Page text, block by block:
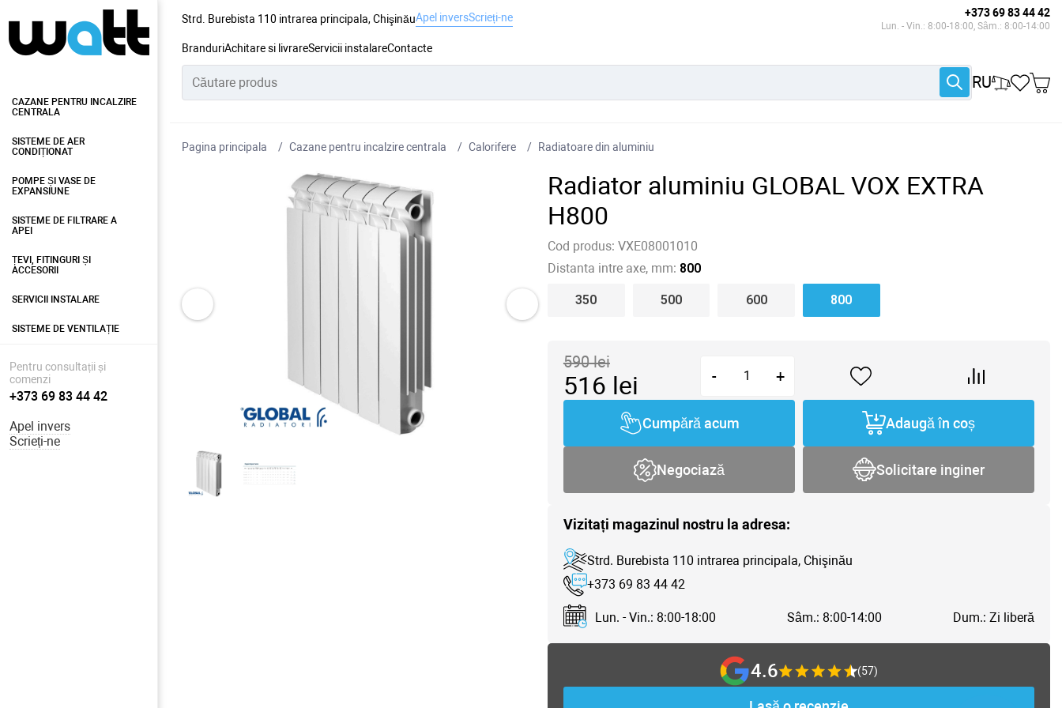
Strd. Burebista 110 intrarea principala, ChişinăuApel inversScrieți-ne +373 69 83 44 42
Lun. - Vin.: 8:00-18:00, Sâm.: 8:00-14:00
BranduriAchitare si livrareServicii instalareContacte
RU
CAZANE PENTRU INCALZIRE
CENTRALA
SISTEME DE AER
CONDIȚIONAT
POMPE ȘI VASE DE
EXPANSIUNE
SISTEME DE FILTRARE A
APEI
ȚEVI, FITINGURI ȘI
ACCESORII
SERVICII INSTALARE
SISTEME DE VENTILAȚIE
Pentru consultații și
comenzi
+373 69 83 44 42
Apel invers
Scrieți-ne
Pagina principala Cazane pentru incalzire centrala Сalorifere Radiatoare din aluminiu
Radiator aluminiu GLOBAL VOX EXTRA
H800
Cod produs: VXE08001010
Distanta intre axe, mm: 800
350 500 600 800
590lei
516 lei - +
Cumpără acum Adaugă în coș
Negociază Solicitare inginer
Vizitați magazinul nostru la adresa:
Strd. Burebista 110 intrarea principala, Chişinău
+373 69 83 44 42
Lun. - Vin.: 8:00-18:00 Sâm.: 8:00-14:00 Dum.: Zi liberă
4.6 (57)